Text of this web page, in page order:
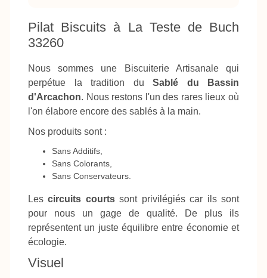
Pilat Biscuits à La Teste de Buch
33260
Nous sommes une Biscuiterie Artisanale qui
perpétue la tradition du Sablé du Bassin
d'Arcachon. Nous restons l'un des rares lieux où
l'on élabore encore des sablés à la main.
Nos produits sont :
Sans Additifs,
Sans Colorants,
Sans Conservateurs.
Lescircuits courtssont privilégiés car ils sont
pour nous un gage de qualité. De plus ils
représentent un juste équilibre entre économie et
écologie.
Visuel